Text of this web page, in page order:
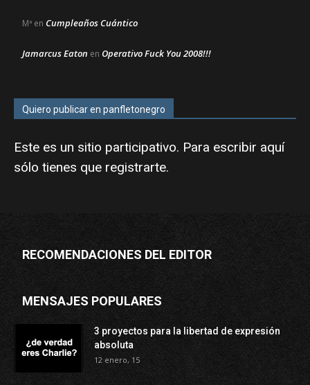
Mª en Cumpleaños Cuántico
Jamarcus Eaton en Operativo Fuck You 2008!!!
Quiero publicar en panfletonegro
Este es un sitio participativo. Para escribir aquí
sólo tienes que registrarte.
RECOMENDACIONES DEL EDITOR
MENSAJES POPULARES
3 proyectos para la libertad de expresión
absoluta
12 enero, 15